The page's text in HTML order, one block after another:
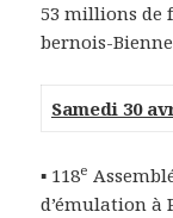
53 millions de
bernois-
Samedi 30
▪ 118e
d’émulation à